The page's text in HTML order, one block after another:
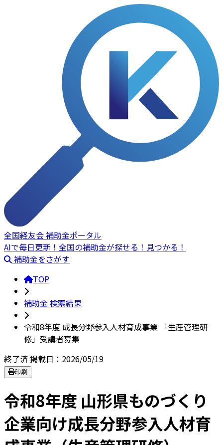
全国経友会 補助金ポータル
AIで毎日更新！全国の補助金が探せる！見つかる！
補助金をさがす
TOP
補助金 検索結果
令和8年度 成長分野参入人材育成事業 「生産管理研
修」受講者募集
終了済掲載日：2026/05/19
印刷
令和8年度 山形県ものづくり
企業向け成長分野参入人材育